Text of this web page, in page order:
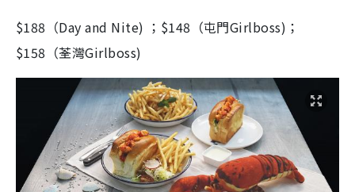
$188（Day and Nite) ；$148（屯門Girlboss)；
$158（荃灣Girlboss)